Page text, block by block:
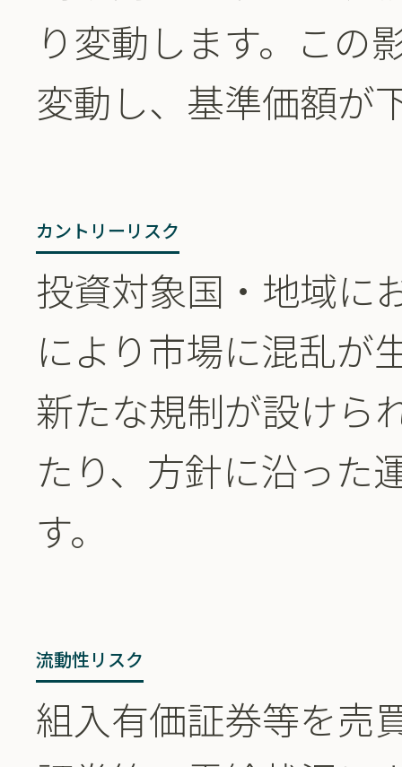
り変動します。この
変動し、基準価額が
カントリーリスク
投資対象国・地域に
により市場に混乱が
新たな規制が設けら
たり、方針に沿った
す。
流動性リスク
組入有価証券等を売